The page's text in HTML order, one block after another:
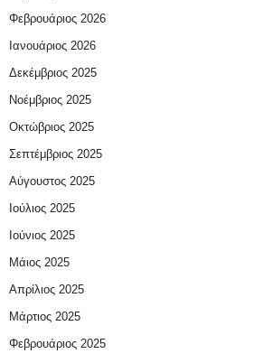
Φεβρουάριος 2026
Ιανουάριος 2026
Δεκέμβριος 2025
Νοέμβριος 2025
Οκτώβριος 2025
Σεπτέμβριος 2025
Αύγουστος 2025
Ιούλιος 2025
Ιούνιος 2025
Μάιος 2025
Απρίλιος 2025
Μάρτιος 2025
Φεβρουάριος 2025